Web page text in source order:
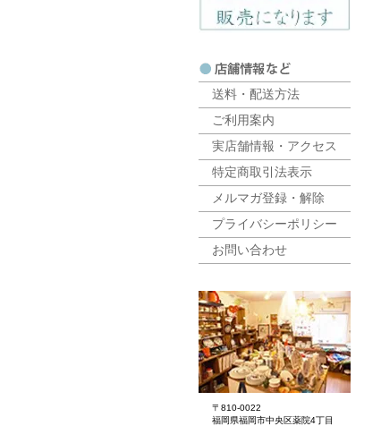
送料・配送方法
ご利用案内
実店舗情報・アクセス
特定商取引法表示
メルマガ登録・解除
プライバシーポリシー
お問い合わせ
〒810-0022
福岡県福岡市中央区薬院4丁目